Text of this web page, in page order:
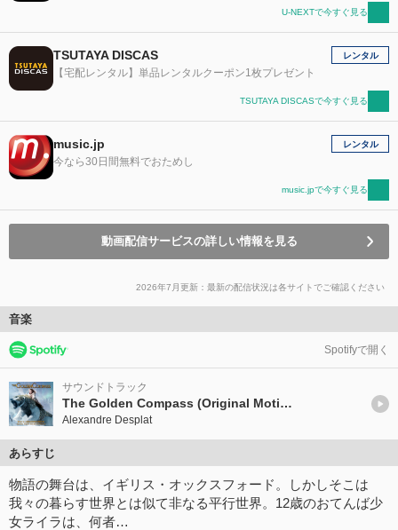
U-NEXTで今すぐ見る
TSUTAYA DISCAS
【宅配レンタル】単品レンタルクーポン1枚プレゼント
レンタル
TSUTAYA DISCASで今すぐ見る
music.jp
今なら30日間無料でおためし
レンタル
music.jpで今すぐ見る
動画配信サービスの詳しい情報を見る
2026年7月更新：最新の配信状況は各サイトでご確認ください
音楽
Spotifyで開く
サウンドトラック
The Golden Compass (Original Motion Picture Soundtrack)
Alexandre Desplat
あらすじ
物語の舞台は、イギリス・オックスフォード。しかしそこは
我々の暮らす世界とは似て非なる平行世界。12歳のおてんば少
女ライラは、何者…